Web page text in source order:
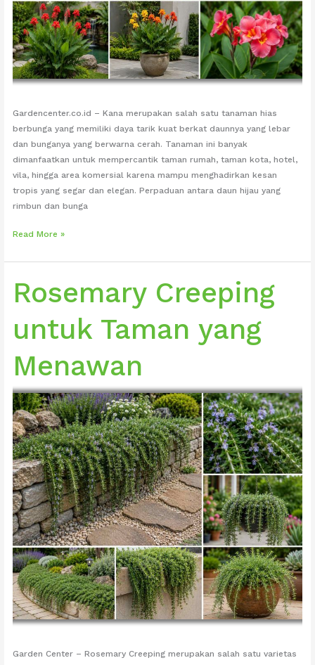
Gardencenter.co.id – Kana merupakan salah satu tanaman hias
berbunga yang memiliki daya tarik kuat berkat daunnya yang lebar
dan bunganya yang berwarna cerah. Tanaman ini banyak
dimanfaatkan untuk mempercantik taman rumah, taman kota, hotel,
vila, hingga area komersial karena mampu menghadirkan kesan
tropis yang segar dan elegan. Perpaduan antara daun hijau yang
rimbun dan bunga
Kana
Taman
Berwarna
Tropis
Read More »
Rosemary Creeping
untuk Taman yang
Menawan
Garden Center – Rosemary Creeping merupakan salah satu varietas